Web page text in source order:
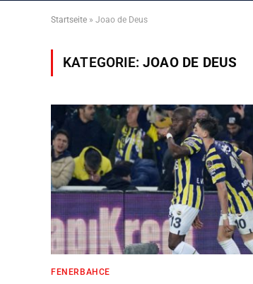
Startseite » Joao de Deus
KATEGORIE:JOAO DE DEUS
FENERBAHCE